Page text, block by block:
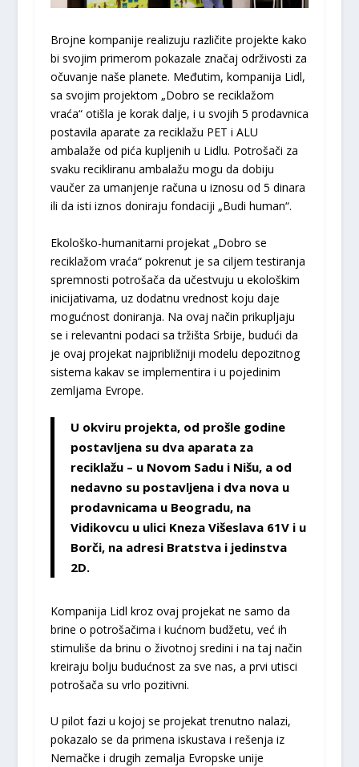
Brojne kompanije realizuju različite projekte kako
bi svojim primerom pokazale značaj održivosti za
očuvanje naše planete. Međutim, kompanija Lidl,
sa svojim projektom „Dobro se reciklažom
vraća“ otišla je korak dalje, i u svojih 5 prodavnica
postavila aparate za reciklažu PET i ALU
ambalaže od pića kupljenih u Lidlu. Potrošači za
svaku recikliranu ambalažu mogu da dobiju
vaučer za umanjenje računa u iznosu od 5 dinara
ili da isti iznos doniraju fondaciji „Budi human“.
Ekološko-humanitarni projekat „Dobro se
reciklažom vraća“ pokrenut je sa ciljem testiranja
spremnosti potrošača da učestvuju u ekološkim
inicijativama, uz dodatnu vrednost koju daje
mogućnost doniranja. Na ovaj način prikupljaju
se i relevantni podaci sa tržišta Srbije, budući da
je ovaj projekat najpribližniji modelu depozitnog
sistema kakav se implementira i u pojedinim
zemljama Evrope.
U okviru projekta, od prošle godine
postavljena su dva aparata za
reciklažu – u Novom Sadu i Nišu, a od
nedavno su postavljena i dva nova u
prodavnicama u Beogradu, na
Vidikovcu u ulici Kneza Višeslava 61V i u
Borči, na adresi Bratstva i jedinstva
2D.
Kompanija Lidl kroz ovaj projekat ne samo da
brine o potrošačima i kućnom budžetu, već ih
stimuliše da brinu o životnoj sredini i na taj način
kreiraju bolju budućnost za sve nas, a prvi utisci
potrošača su vrlo pozitivni.
U pilot fazi u kojoj se projekat trenutno nalazi,
pokazalo se da primena iskustava i rešenja iz
Nemačke i drugih zemalja Evropske unije